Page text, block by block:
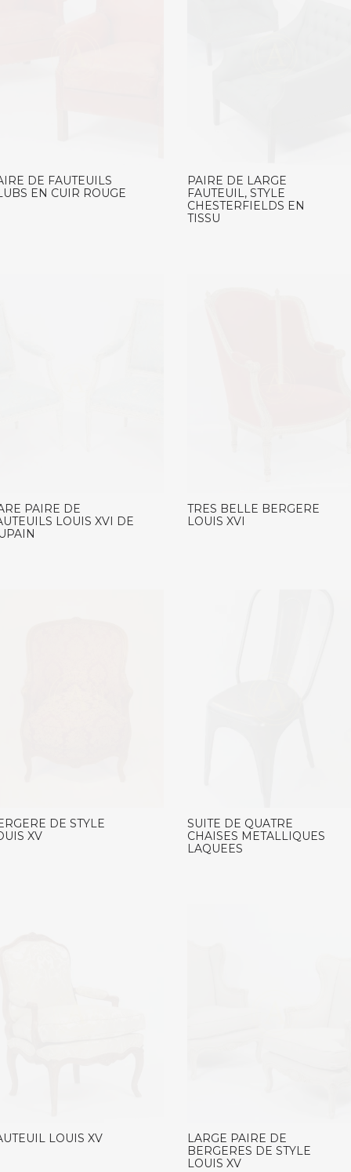
DE FAUTEUILS
EN CUIR ROUGE
PAIRE DE LARGE
FAUTEUIL, STYLE
CHESTERFIELDS EN
TISSU
PAIRE DE
LOUIS XVI DE
TRES BELLE BERGERE
LOUIS XVI
DE STYLE
XV
SUITE DE QUATRE
CHAISES METALLIQUES
LAQUEES
LOUIS XV
LARGE PAIRE DE
BERGERES DE STYLE
LOUIS XV